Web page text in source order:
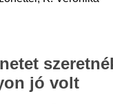
jó volt